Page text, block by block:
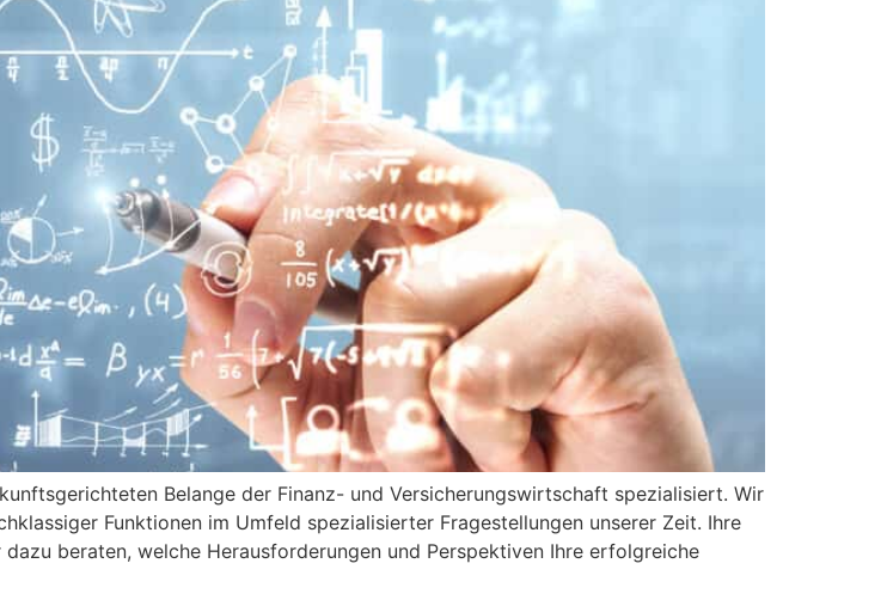
Belange der Finanz- und Versicherungswirtschaft spezialisiert. Wir
Funktionen im Umfeld spezialisierter Fragestellungen unserer Zeit. Ihre
beraten, welche Herausforderungen und Perspektiven Ihre erfolgreiche